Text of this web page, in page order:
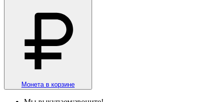
Монета в корзине